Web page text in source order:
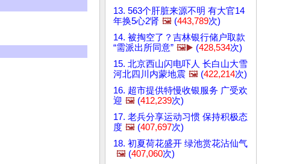
13. 563个肝脏来源不明 有大官14
年换5心2肾 🖼️ (443,789次)
14. 被掏空了？吉林银行储户取款
“需派出所同意” 🖼️▶️ (428,534次)
15. 北京西山闪电吓人 长白山大雪
河北四川内蒙地震 🖼️ (422,214次)
16. 超市提供特慢收银服务 广受欢
迎 🖼️ (412,239次)
17. 老兵分享运动习惯 保持积极态
度 🖼️ (407,697次)
18. 初夏荷花盛开 绿池赏花沾仙气
🖼️ (407,060次)